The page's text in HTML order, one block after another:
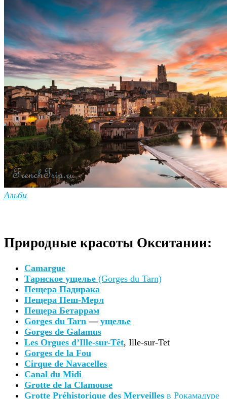
Альби
Природные красоты Окситании:
Camargue
Тарнское ущелье (Gorges du Tarn)
Пещера Падирака
Пещера Пеш-Мерл
Пещера Бетаррам
Gorges du Tarn — ущелье
Gorges de Galamus
Les Orgues d’Ille-sur-Têt, Ille-sur-Tet
Gorges de la Fou
Cirque de Navacelles
Canal du Midi
Grotte de la Clamouse
Grotte Préhistorique des Merveilles в Рокамадуре